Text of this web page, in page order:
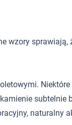
wzory sprawiają,
Niektóre
subtelnie
naturalny